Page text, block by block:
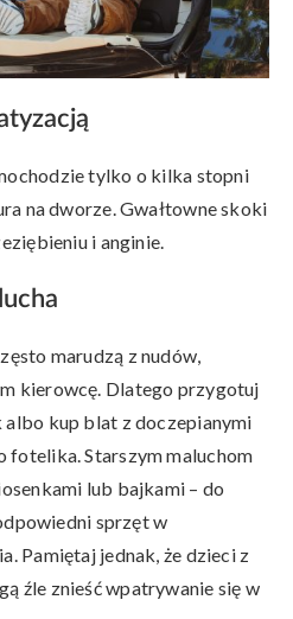
tylko o kilka stopni
na dworze. Gwałtowne skoki
i anginie.
marudzą z nudów,
kierowcę. Dlatego przygotuj
kup blat z doczepianymi
fotelika. Starszym maluchom
lub bajkami – do
sprzęt w
Pamiętaj jednak, że dzieci z
źle znieść wpatrywanie się w